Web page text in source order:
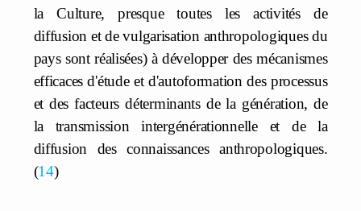
la Culture, presque toutes les activités de
diffusion et de vulgarisation anthropologiques du
pays sont réalisées) à développer des mécanismes
efficaces d'étude et d'autoformation des processus
et des facteurs déterminants de la génération, de
la transmission intergénérationnelle et de la
diffusion des connaissances anthropologiques.
14